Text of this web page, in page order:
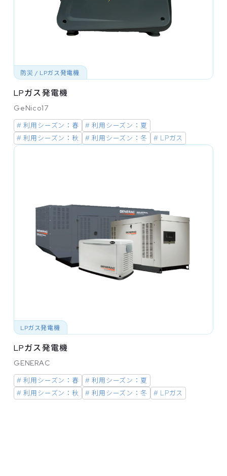
防災 / LPガス発電機
LPガス発電機
GeNico17
# 利用シーズン：春
# 利用シーズン：夏
# 利用シーズン：秋
# 利用シーズン：冬 # LPガス
LPガス発電機
LPガス発電機
GENERAC
# 利用シーズン：春
# 利用シーズン：夏
# 利用シーズン：秋
# 利用シーズン：冬 # LPガス